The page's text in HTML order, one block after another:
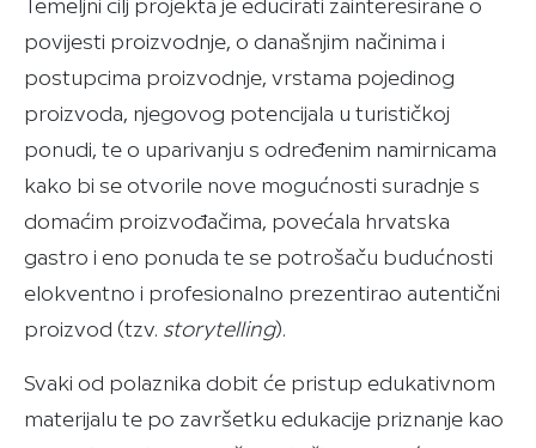
Temeljni cilj projekta je educirati zainteresirane o
povijesti proizvodnje, o današnjim načinima i
postupcima proizvodnje, vrstama pojedinog
proizvoda, njegovog potencijala u turističkoj
ponudi, te o uparivanju s određenim namirnicama
kako bi se otvorile nove mogućnosti suradnje s
domaćim proizvođačima, povećala hrvatska
gastro i eno ponuda te se potrošaču budućnosti
elokventno i profesionalno prezentirao autentični
proizvod (tzv. storytelling).
Svaki od polaznika dobit će pristup edukativnom
materijalu te po završetku edukacije priznanje kao